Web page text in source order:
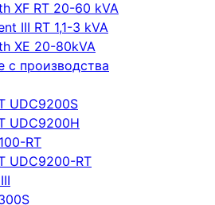
XF RT 20-60 kVA
III RT 1,1-3 kVA
XE 20-80kVA
с производства
UDC9200S
UDC9200H
RT
UDC9200-RT